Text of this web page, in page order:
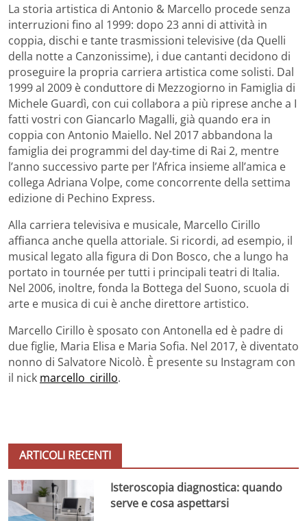
La storia artistica di Antonio & Marcello procede senza
interruzioni fino al 1999: dopo 23 anni di attività in
coppia, dischi e tante trasmissioni televisive (da Quelli
della notte a Canzonissime), i due cantanti decidono di
proseguire la propria carriera artistica come solisti. Dal
1999 al 2009 è conduttore di Mezzogiorno in Famiglia di
Michele Guardì, con cui collabora a più riprese anche a I
fatti vostri con Giancarlo Magalli, già quando era in
coppia con Antonio Maiello. Nel 2017 abbandona la
famiglia dei programmi del day-time di Rai 2, mentre
l’anno successivo parte per l’Africa insieme all’amica e
collega Adriana Volpe, come concorrente della settima
edizione di Pechino Express.
Alla carriera televisiva e musicale, Marcello Cirillo
affianca anche quella attoriale. Si ricordi, ad esempio, il
musical legato alla figura di Don Bosco, che a lungo ha
portato in tournée per tutti i principali teatri di Italia.
Nel 2006, inoltre, fonda la Bottega del Suono, scuola di
arte e musica di cui è anche direttore artistico.
Marcello Cirillo è sposato con Antonella ed è padre di
due figlie, Maria Elisa e Maria Sofia. Nel 2017, è diventato
nonno di Salvatore Nicolò. È presente su Instagram con
il nick marcello_cirillo.
ARTICOLI RECENTI
Isteroscopia diagnostica: quando
serve e cosa aspettarsi